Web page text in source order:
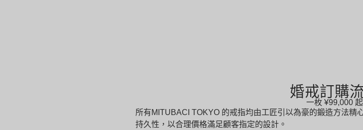
婚戒訂購
一枚 ¥99,000 起
所有MITUBACI TOKYO 的戒指均由工匠引以為豪的鍛造方法精
持久性，以合理價格滿足顧客指定的設計。